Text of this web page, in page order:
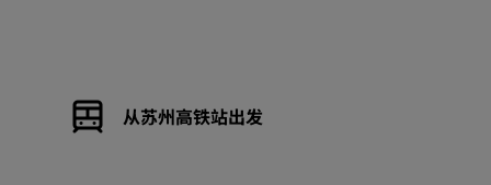
从苏州高铁站出发